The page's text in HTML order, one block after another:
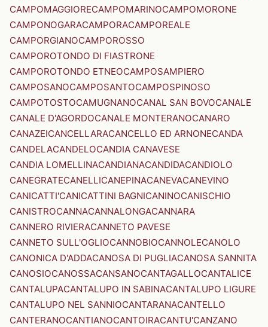
CAMPOMAGGIORECAMPOMARINOCAMPOMORONE
CAMPONOGARACAMPORACAMPOREALE
CAMPORGIANOCAMPOROSSO
CAMPOROTONDO DI FIASTRONE
CAMPOROTONDO ETNEOCAMPOSAMPIERO
CAMPOSANOCAMPOSANTOCAMPOSPINOSO
CAMPOTOSTOCAMUGNANOCANAL SAN BOVOCANALE
CANALE D'AGORDOCANALE MONTERANOCANARO
CANAZEICANCELLARACANCELLO ED ARNONECANDA
CANDELACANDELOCANDIA CANAVESE
CANDIA LOMELLINACANDIANACANDIDACANDIOLO
CANEGRATECANELLICANEPINACANEVACANEVINO
CANICATTI'CANICATTINI BAGNICANINOCANISCHIO
CANISTROCANNACANNALONGACANNARA
CANNERO RIVIERACANNETO PAVESE
CANNETO SULL'OGLIOCANNOBIOCANNOLECANOLO
CANONICA D'ADDACANOSA DI PUGLIACANOSA SANNITA
CANOSIOCANOSSACANSANOCANTAGALLOCANTALICE
CANTALUPACANTALUPO IN SABINACANTALUPO LIGURE
CANTALUPO NEL SANNIOCANTARANACANTELLO
CANTERANOCANTIANOCANTOIRACANTU'CANZANO